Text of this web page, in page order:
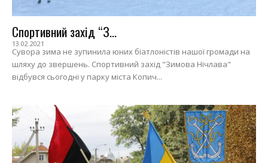
Спортивний захід “З...
13.02.2021
Сувора зима не зупинила юних біатлоністів нашої громади на
шляху до звершень. Спортивний захід "Зимова Нічлава"
відбувся сьогодні у парку міста Копич...